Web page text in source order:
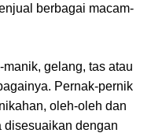
berbagai macam-
gelang, tas atau
Pernak-pernik
oleh-oleh dan
disesuaikan dengan